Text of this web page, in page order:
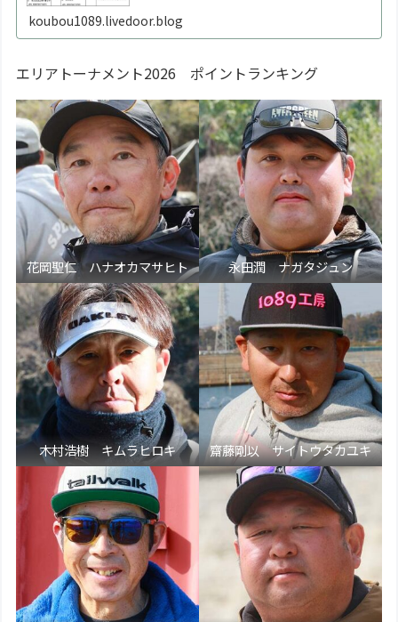
koubou1089.livedoor.blog
エリアトーナメント2026 ポイントランキング
花岡聖仁 ハナオカマサヒト 永田潤 ナガタジュン
木村浩樹 キムラヒロキ 齋藤剛以 サイトウタカユキ